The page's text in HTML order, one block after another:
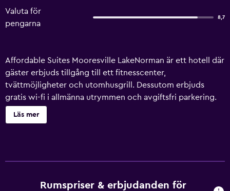
Valuta för
pengarna
8,7
Affordable Suites Mooresville LakeNorman är ett hotell där
gäster erbjuds tillgång till ett fitnesscenter,
tvättmöjligheter och utomhusgrill. Dessutom erbjuds
gratis wi-fi i allmänna utrymmen och avgiftsfri parkering.
Gäster får även tillgång till bekvämligheter som ett
picknickområde och en varuautomat. Affordable Suites
badkar/dusch och gratis toalettartiklar. Gäster har tillgång
Läs mer
Rumspriser & erbjudanden för